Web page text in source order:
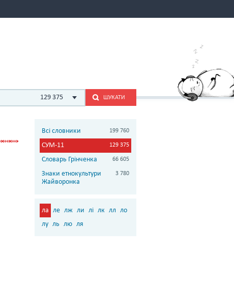
129 375 ШУКАТИ
Всі словники 199 760
СУМ-11 129 375
Словарь Грінченка 66 605
Знаки етнокультури
Жайворонка
3 780
ла ле лж ли лі лк лл ло
лу ль лю ля